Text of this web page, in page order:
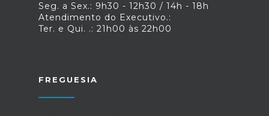
Seg. a Sex.: 9h30 - 12h30 / 14h - 18h
Atendimento do Executivo.:
Ter. e Qui. .: 21h00 às 22h00
FREGUESIA